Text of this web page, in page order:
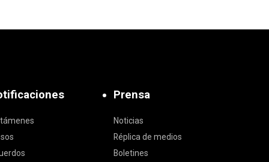
Prensa
Noticias
Réplica de medios
Boletines